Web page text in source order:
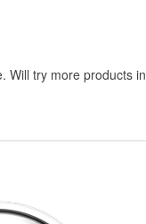
Will try more products in